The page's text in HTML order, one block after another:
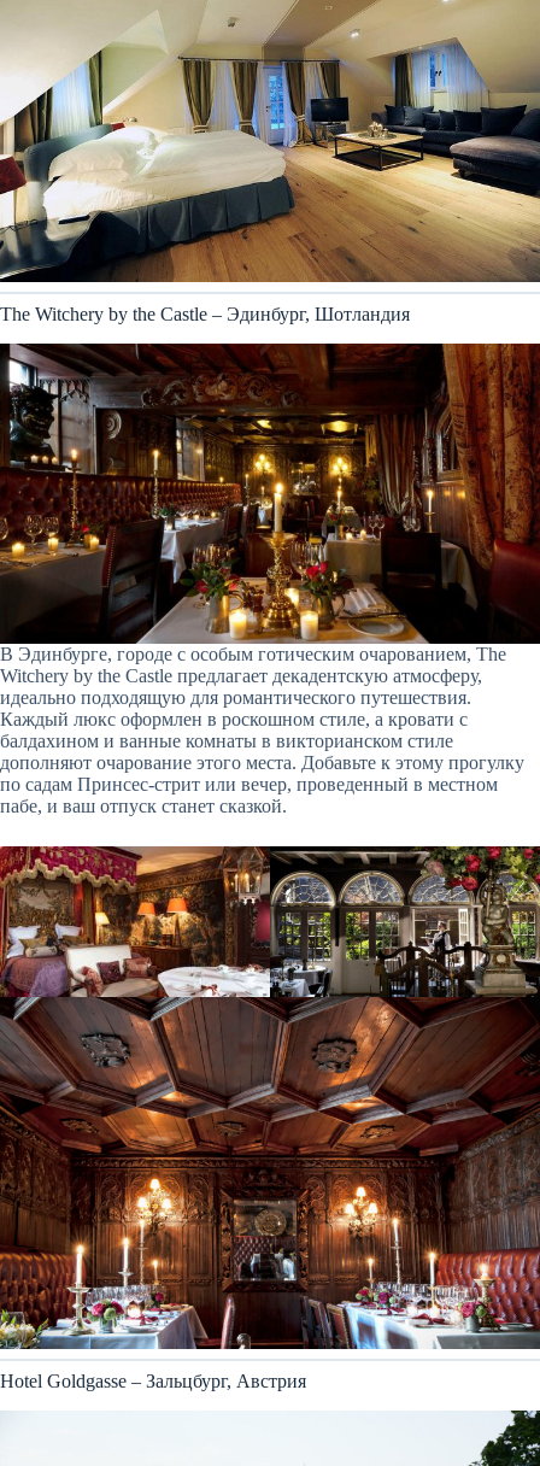
The Witchery by the Castle – Эдинбург, Шотландия
В Эдинбурге, городе с особым готическим очарованием, The
Witchery by the Castle предлагает декадентскую атмосферу,
идеально подходящую для романтического путешествия.
Каждый люкс оформлен в роскошном стиле, а кровати с
балдахином и ванные комнаты в викторианском стиле
дополняют очарование этого места. Добавьте к этому прогулку
по садам Принсес-стрит или вечер, проведенный в местном
пабе, и ваш отпуск станет сказкой.
Hotel Goldgasse – Зальцбург, Австрия